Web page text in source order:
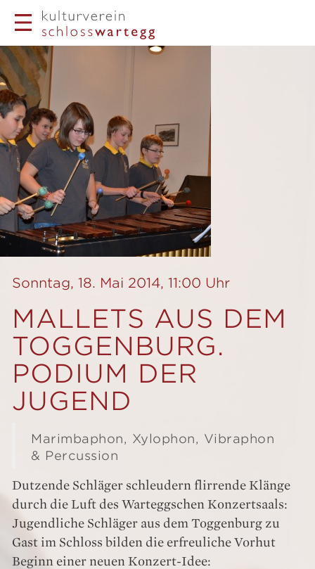
Sonntag, 18. Mai 2014, 11:00 Uhr
MALLETS AUS DEM
TOGGENBURG.
PODIUM DER
JUGEND
Marimbaphon, Xylophon, Vibraphon
& Percussion
Dutzende Schläger schleudern flirrende Klänge
durch die Luft des Warteggschen Konzertsaals:
Jugendliche Schläger aus dem Toggenburg zu
Gast im Schloss bilden die erfreuliche Vorhut
Beginn einer neuen Konzert-Idee: